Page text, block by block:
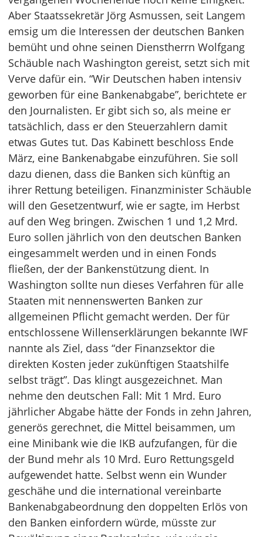
Aber Staatssekretär Jörg Asmussen, seit Langem
emsig um die Interessen der deutschen Banken
bemüht und ohne seinen Dienstherrn Wolfgang
Schäuble nach Washington gereist, setzt sich mit
Verve dafür ein. “Wir Deutschen haben intensiv
geworben für eine Bankenabgabe”, berichtete er
den Journalisten. Er gibt sich so, als meine er
tatsächlich, dass er den Steuerzahlern damit
etwas Gutes tut. Das Kabinett beschloss Ende
März, eine Bankenabgabe einzuführen. Sie soll
dazu dienen, dass die Banken sich künftig an
ihrer Rettung beteiligen. Finanzminister Schäuble
will den Gesetzentwurf, wie er sagte, im Herbst
auf den Weg bringen. Zwischen 1 und 1,2 Mrd.
Euro sollen jährlich von den deutschen Banken
eingesammelt werden und in einen Fonds
fließen, der der Bankenstützung dient. In
Washington sollte nun dieses Verfahren für alle
Staaten mit nennenswerten Banken zur
allgemeinen Pflicht gemacht werden. Der für
entschlossene Willenserklärungen bekannte IWF
nannte als Ziel, dass “der Finanzsektor die
direkten Kosten jeder zukünftigen Staatshilfe
selbst trägt”. Das klingt ausgezeichnet. Man
nehme den deutschen Fall: Mit 1 Mrd. Euro
jährlicher Abgabe hätte der Fonds in zehn Jahren,
generös gerechnet, die Mittel beisammen, um
eine Minibank wie die IKB aufzufangen, für die
der Bund mehr als 10 Mrd. Euro Rettungsgeld
aufgewendet hatte. Selbst wenn ein Wunder
geschähe und die international vereinbarte
Bankenabgabeordnung den doppelten Erlös von
den Banken einfordern würde, müsste zur